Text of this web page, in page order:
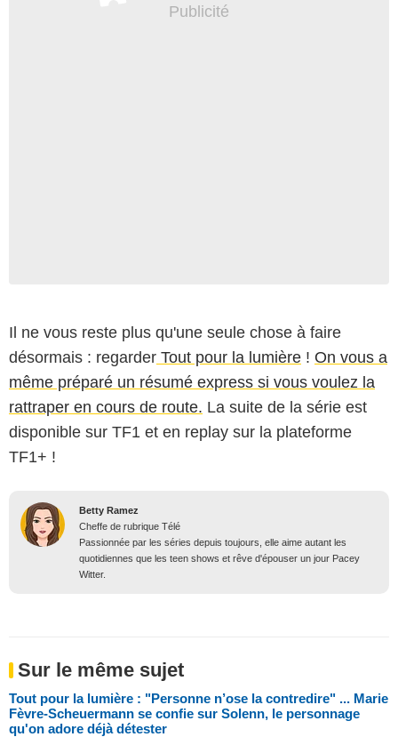
Il ne vous reste plus qu'une seule chose à faire
désormais : regarder Tout pour la lumière ! On vous a
même préparé un résumé express si vous voulez la
rattraper en cours de route. La suite de la série est
disponible sur TF1 et en replay sur la plateforme
TF1+ !
Betty Ramez
Cheffe de rubrique Télé
Passionnée par les séries depuis toujours, elle aime autant les
quotidiennes que les teen shows et rêve d'épouser un jour Pacey
Witter.
Sur le même sujet
Tout pour la lumière : "Personne n’ose la contredire" ... Marie
Fèvre-Scheuermann se confie sur Solenn, le personnage
qu'on adore déjà détester